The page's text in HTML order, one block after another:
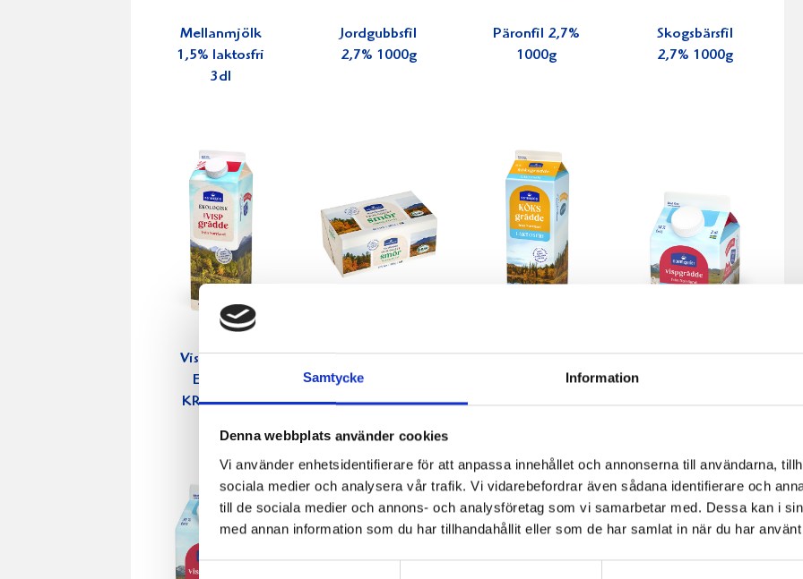
Samtycke Information
Denna webbplats använder cookies
Vi använder enhetsidentifierare för att anpassa innehållet och annonserna till användarna,
sociala medier och analysera vår trafik. Vi vidarebefordrar även sådana identifierare och
till de sociala medier och annons- och analysföretag som vi samarbetar med. Dessa kan i
med annan information som du har tillhandahållit eller som de har samlat in när du har
Samtyckesval
Mellanmjölk
1,5% laktosfri
3dl
Jordgubbsfil
2,7% 1000g
Päronfil 2,7%
1000g
Skogsbärsfil
2,7% 1000g
Vispgrädden
Eko 40%
KRAV 1 liter
normalsaltat
KRAV 500g
Laktosfri 30%
1 liter
3dl